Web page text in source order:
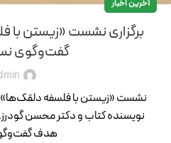
آخرین اخبار
برگزاری نشست «زیستن با
گفت‌وگوی
نشست «زیستن با فلسفه دلقک‌ها»
نویسنده کتاب و دکتر محسن
هدف گفت‌وگو